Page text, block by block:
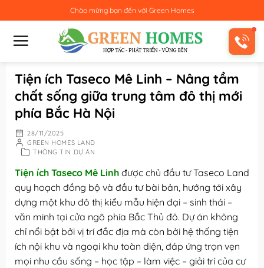
qua
Chào mừng bạn đến với Green Homes
Tiện ích Taseco Mê Linh – Nâng tầm
chất sống giữa trung tâm đô thị mới
phía Bắc Hà Nội
28/11/2025
GREEN HOMES LAND
THÔNG TIN DỰ ÁN
Tiện ích Taseco Mê Linh được chủ đầu tư Taseco Land
quy hoạch đồng bộ và đầu tư bài bản, hướng tới xây
dựng một khu đô thị kiểu mẫu hiện đại – sinh thái –
văn minh tại cửa ngõ phía Bắc Thủ đô. Dự án không
chỉ nổi bật bởi vị trí đắc địa mà còn bởi hệ thống tiện
ích nội khu và ngoại khu toàn diện, đáp ứng trọn vẹn
mọi nhu cầu sống – học tập – làm việc – giải trí của cư